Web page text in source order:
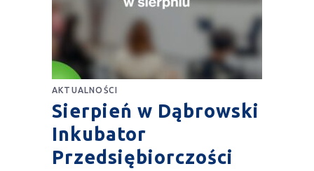
AKTUALNOŚCI
Sierpień w Dąbrowski
Inkubator
Przedsiębiorczości